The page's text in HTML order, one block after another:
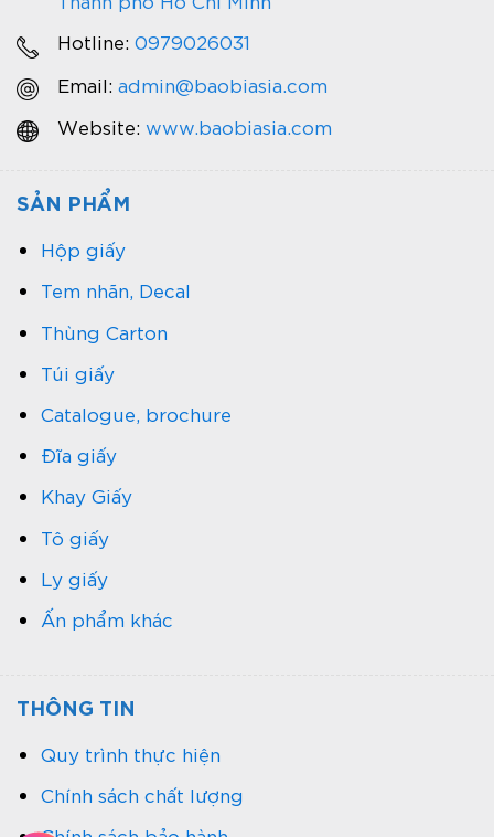
Hotline: 0979026031
Email: admin@baobiasia.com
Website: www.baobiasia.com
SẢN PHẨM
Hộp giấy
Tem nhãn, Decal
Thùng Carton
Túi giấy
Catalogue, brochure
Đĩa giấy
Khay Giấy
Tô giấy
Ly giấy
Ấn phẩm khác
THÔNG TIN
Quy trình thực hiện
Chính sách chất lượng